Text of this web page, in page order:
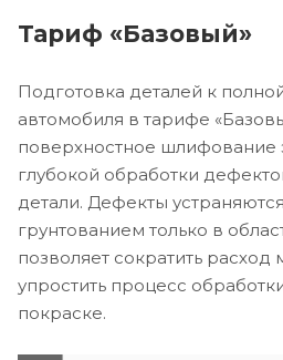
Тариф «Базовый»
Подготовка деталей к
автомобиля в тарифе
поверхностное шлифование
глубокой обработки
детали. Дефекты
грунтованием только в
позволяет сократить расход
упростить процесс
покраске.